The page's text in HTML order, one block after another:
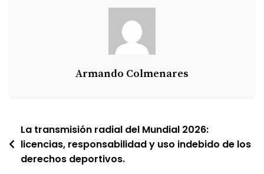
Armando Colmenares
Navegación
de
entradas
La transmisión radial del Mundial 2026:
licencias, responsabilidad y uso indebido de los
derechos deportivos.